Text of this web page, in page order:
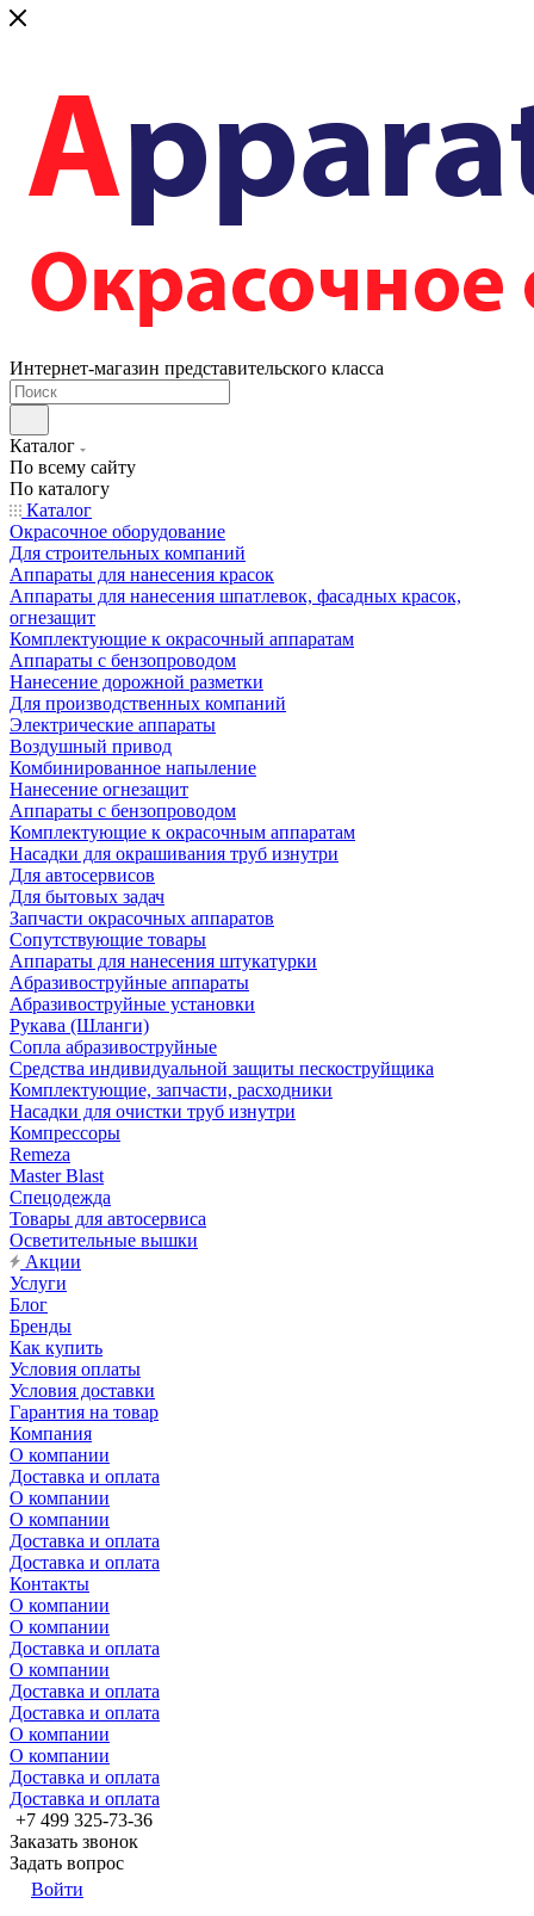
Интернет-магазин представительского класса
Каталог
По всему сайту
По каталогу
Каталог
Окрасочное оборудование
Для строительных компаний
Аппараты для нанесения красок
Аппараты для нанесения шпатлевок, фасадных красок,
огнезащит
Комплектующие к окрасочный аппаратам
Аппараты с бензопроводом
Нанесение дорожной разметки
Для производственных компаний
Электрические аппараты
Воздушный привод
Комбинированное напыление
Нанесение огнезащит
Аппараты с бензопроводом
Комплектующие к окрасочным аппаратам
Насадки для окрашивания труб изнутри
Для автосервисов
Для бытовых задач
Запчасти окрасочных аппаратов
Сопутствующие товары
Аппараты для нанесения штукатурки
Aбразивоструйные аппараты
Абразивоструйные установки
Рукава (Шланги)
Сопла абразивоструйные
Средства индивидуальной защиты пескоструйщика
Комплектующие, запчасти, расходники
Насадки для очистки труб изнутри
Компрессоры
Remeza
Master Blast
Спецодежда
Товары для автосервиса
Осветительные вышки
Акции
Услуги
Блог
Бренды
Как купить
Условия оплаты
Условия доставки
Гарантия на товар
Компания
О компании
Доставка и оплата
О компании
О компании
Доставка и оплата
Доставка и оплата
Контакты
О компании
О компании
Доставка и оплата
О компании
Доставка и оплата
Доставка и оплата
О компании
О компании
Доставка и оплата
Доставка и оплата
+7 499 325-73-36
Заказать звонок
Задать вопрос
Войти